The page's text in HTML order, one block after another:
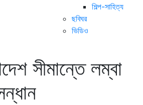
শিল্প-সাহিত্য
ছবিঘর
ভিডিও
সীমান্তে লম্বা